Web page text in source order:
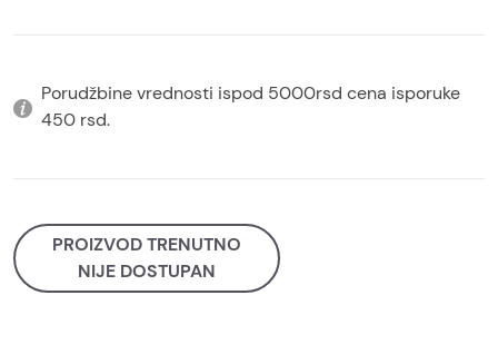
Porudžbine vrednosti ispod 5000rsd cena isporuke
450 rsd.
PROIZVOD TRENUTNO
NIJE DOSTUPAN